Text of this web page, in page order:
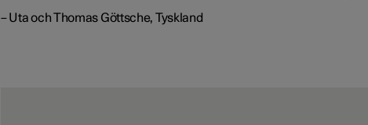
– Uta och Thomas Göttsche, Tyskland